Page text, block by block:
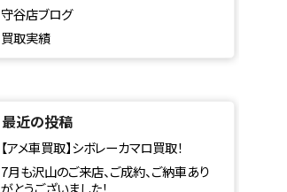
守谷店ブログ
買取実績
最近の投稿
【アメ車買取】シボレーカマロ買取！
7月も沢山のご来店、ご成約、ご納車あり
がとうございました！